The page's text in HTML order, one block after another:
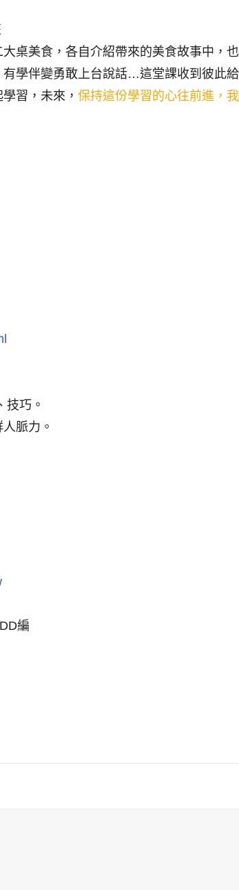
桌美食，各自介紹帶來的美食故事中，
學伴變勇敢上台說話…這堂課收到彼此
習，未來， 保持這份學習的心往前進 ，
技巧。
脈力。
編